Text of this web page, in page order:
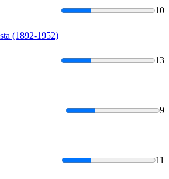
10
(1892-1952)
13
9
11